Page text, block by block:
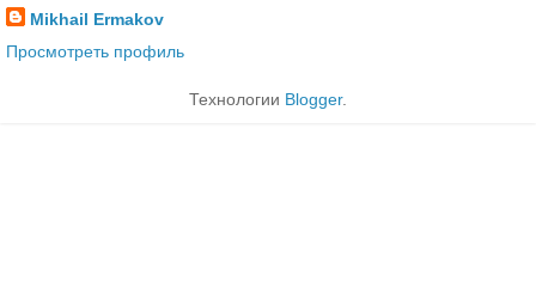
Mikhail Ermakov
Просмотреть профиль
Технологии Blogger.